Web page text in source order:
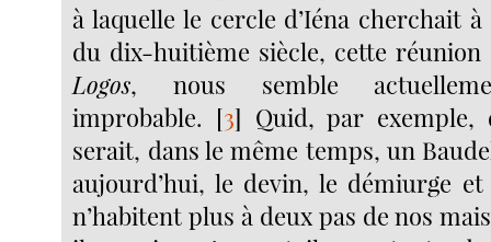
à laquelle le cercle d’Iéna cherchait
du dix-huitième siècle, cette
Logos, nous semble
improbable. [3] Quid, par exemple,
serait, dans le même temps, un
aujourd’hui, le devin, le démiurge
n’habitent plus à deux pas de nos